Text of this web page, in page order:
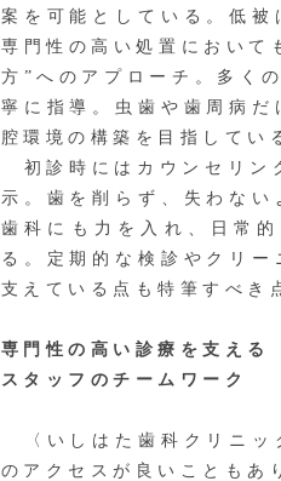
案を可能としている。低
専門性の高い処置において
方”へのアプローチ。多く
寧に指導。虫歯や歯周病
腔環境の構築を目指してい
初診時にはカウンセリン
示。歯を削らず、失わな
歯科にも力を入れ、日常
る。定期的な検診やクリ
支えている点も特筆すべき
専門性の高い診療を支える
スタッフのチームワーク
〈いしはた歯科クリニッ
のアクセスが良いこともあ